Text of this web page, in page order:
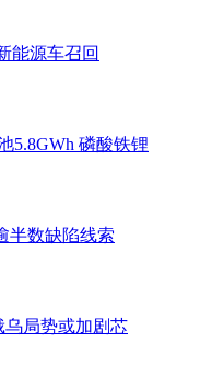
能源车召回
5.8GWh 磷酸铁锂
半数缺陷线索
乌局势或加剧芯